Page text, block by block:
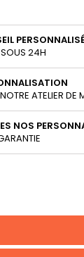
24H
ATELIER DE
NOS